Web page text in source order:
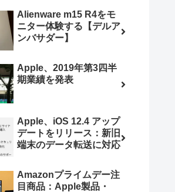
Alienware m15 R4をモ
ニター体験する【デルア
ンバサダー】
Apple、2019年第3四半
期業績を発表
Apple、iOS 12.4 アップ
デートをリリース：新旧
端末のデータ転送に対応
Amazonプライムデー注
目商品：Apple製品・